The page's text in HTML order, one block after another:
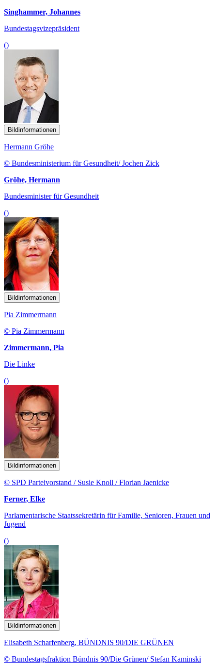
Singhammer, Johannes
Bundestagsvizepräsident
()
Bildinformationen
Hermann Gröhe
© Bundesministerium für Gesundheit/ Jochen Zick
Gröhe, Hermann
Bundesminister für Gesundheit
()
Bildinformationen
Pia Zimmermann
© Pia Zimmermann
Zimmermann, Pia
Die Linke
()
Bildinformationen
© SPD Parteivorstand / Susie Knoll / Florian Jaenicke
Ferner, Elke
Parlamentarische Staatssekretärin für Familie, Senioren, Frauen und
Jugend
()
Bildinformationen
Elisabeth Scharfenberg, BÜNDNIS 90/DIE GRÜNEN
© Bundestagsfraktion Bündnis 90/Die Grünen/ Stefan Kaminski